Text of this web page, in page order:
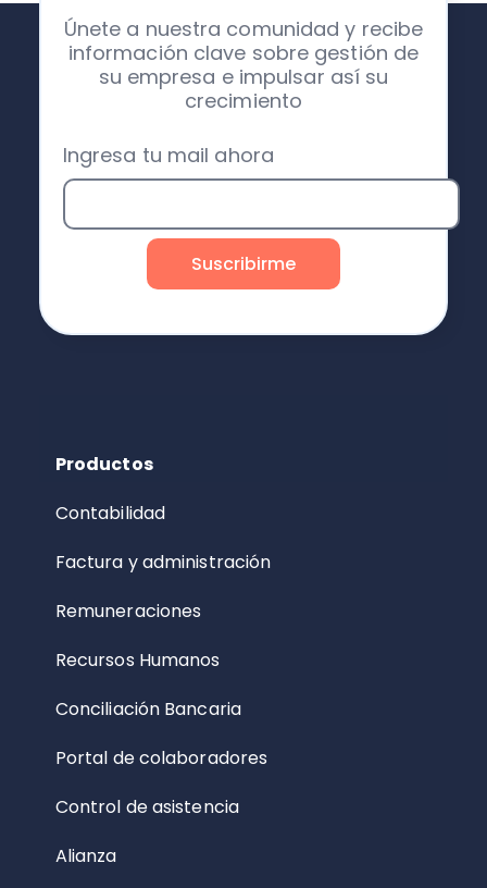
Únete a nuestra comunidad y recibe
información clave sobre gestión de
su empresa e impulsar así su
crecimiento
Ingresa tu mail ahora
Productos
Contabilidad
Factura y administración
Remuneraciones
Recursos Humanos
Conciliación Bancaria
Portal de colaboradores
Control de asistencia
Alianza